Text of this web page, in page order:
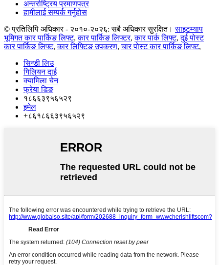
अन्तर्राष्ट्रिय प्रमाणपत्र
हामीलाई सम्पर्क गर्नुहोस
© प्रतिलिपि अधिकार - २०१०-२०२६: सबै अधिकार सुरक्षित। साइटम्याप
भूमिगत कार पार्किङ लिफ्ट,कार पार्किङ लिफ्टर,कार पार्क लिफ्ट,दुई पोस्ट
कार पार्किङ लिफ्ट,कार लिफ्टिङ उपकरण,चार पोस्ट कार पार्किङ लिफ्ट,
सिन्डी लिउ
गिलियन दाई
क्यामिला चेन
फ्रेया डिङ
१८६६३९५६५२९
इमेल
+८६१८६६३९५६५२९